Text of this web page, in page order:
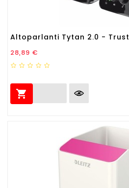
Altoparlanti Tytan 2.0 - Trust
Prezzo
28,89 €
